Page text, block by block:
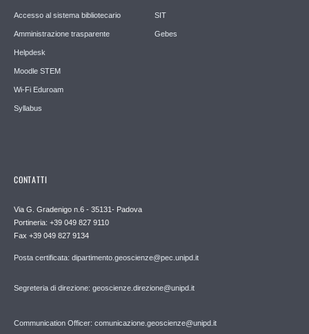
Accesso al sistema bibliotecario
Amministrazione trasparente
Helpdesk
Moodle STEM
Wi-Fi Eduroam
Syllabus
SIT
Gebes
CONTATTI
Via G. Gradenigo n.6 - 35131- Padova
Portineria: +39 049 827 9110
Fax +39 049 827 9134
Posta certificata: dipartimento.geoscienze@pec.unipd.it
Segreteria di direzione: geoscienze.direzione@unipd.it
Communication Officer: comunicazione.geoscienze@unipd.it